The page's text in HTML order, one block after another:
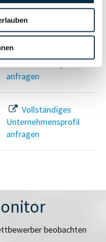
Unternehmensprofil
anfragen
anfragen
Vollständiges
Unternehmensprofil
anfragen
beobachten